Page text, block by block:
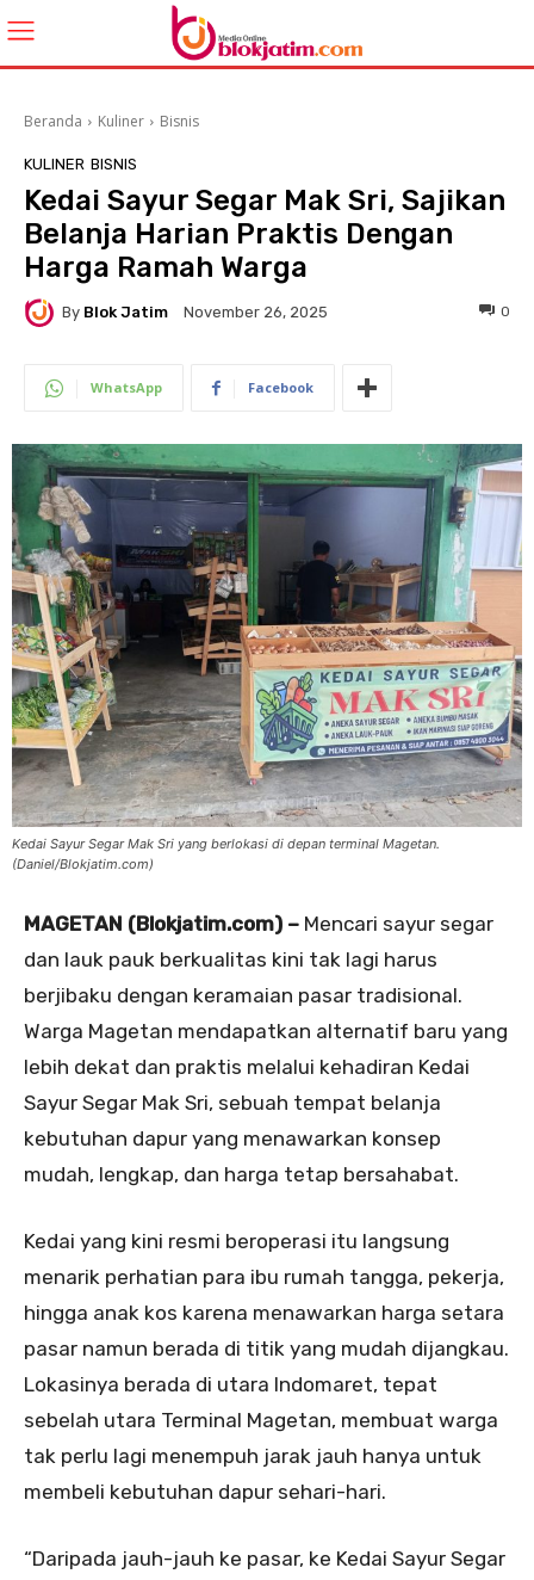
Beranda Kuliner Bisnis
KULINER BISNIS
Kedai Sayur Segar Mak Sri, Sajikan
Belanja Harian Praktis Dengan
Harga Ramah Warga
By Blok Jatim November 26, 2025 0
WhatsApp Facebook
Kedai Sayur Segar Mak Sri yang berlokasi di depan terminal Magetan.
(Daniel/Blokjatim.com)
MAGETAN (Blokjatim.com) – Mencari sayur segar
dan lauk pauk berkualitas kini tak lagi harus
berjibaku dengan keramaian pasar tradisional.
Warga Magetan mendapatkan alternatif baru yang
lebih dekat dan praktis melalui kehadiran Kedai
Sayur Segar Mak Sri, sebuah tempat belanja
kebutuhan dapur yang menawarkan konsep
mudah, lengkap, dan harga tetap bersahabat.
Kedai yang kini resmi beroperasi itu langsung
menarik perhatian para ibu rumah tangga, pekerja,
hingga anak kos karena menawarkan harga setara
pasar namun berada di titik yang mudah dijangkau.
Lokasinya berada di utara Indomaret, tepat
sebelah utara Terminal Magetan, membuat warga
tak perlu lagi menempuh jarak jauh hanya untuk
membeli kebutuhan dapur sehari-hari.
“Daripada jauh-jauh ke pasar, ke Kedai Sayur Segar